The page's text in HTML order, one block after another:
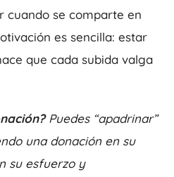
cuando se comparte en
es sencilla: estar
que cada subida valga
Puedes “apadrinar”
una donación en su
su esfuerzo y